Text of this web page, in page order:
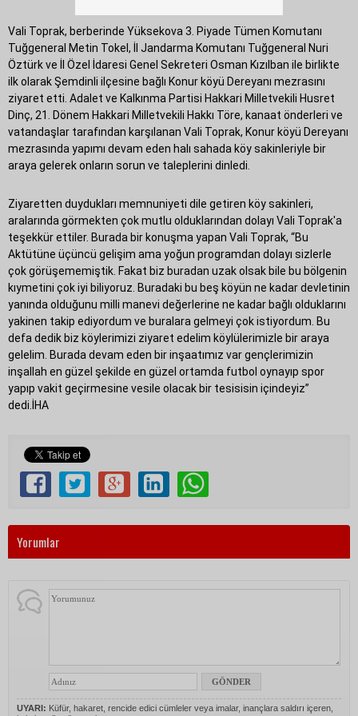
Vali Toprak, berberinde Yüksekova 3. Piyade Tümen Komutanı
Tuğgeneral Metin Tokel, İl Jandarma Komutanı Tuğgeneral Nuri
Öztürk ve İl Özel İdaresi Genel Sekreteri Osman Kızılban ile birlikte
ilk olarak Şemdinli ilçesine bağlı Konur köyü Dereyanı mezrasını
ziyaret etti. Adalet ve Kalkınma Partisi Hakkari Milletvekili Husret
Dinç, 21. Dönem Hakkari Milletvekili Hakkı Töre, kanaat önderleri ve
vatandaşlar tarafından karşılanan Vali Toprak, Konur köyü Dereyanı
mezrasında yapımı devam eden halı sahada köy sakinleriyle bir
araya gelerek onların sorun ve taleplerini dinledi.
Ziyaretten duydukları memnuniyeti dile getiren köy sakinleri,
aralarında görmekten çok mutlu olduklarından dolayı Vali Toprak'a
teşekkür ettiler. Burada bir konuşma yapan Vali Toprak, “Bu
Aktütüne üçüncü gelişim ama yoğun programdan dolayı sizlerle
çok görüşememiştik. Fakat biz buradan uzak olsak bile bu bölgenin
kıymetini çok iyi biliyoruz. Buradaki bu beş köyün ne kadar devletinin
yanında olduğunu milli manevi değerlerine ne kadar bağlı olduklarını
yakinen takip ediyordum ve buralara gelmeyi çok istiyordum. Bu
defa dedik biz köylerimizi ziyaret edelim köylülerimizle bir araya
gelelim. Burada devam eden bir inşaatımız var gençlerimizin
inşallah en güzel şekilde en güzel ortamda futbol oynayıp spor
yapıp vakit geçirmesine vesile olacak bir tesisisin içindeyiz”
dedi.İHA
Yorumlar
UYARI: Küfür, hakaret, rencide edici cümleler veya imalar, inançlara saldırı içeren,